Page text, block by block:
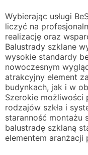
Wybierając usługi
liczyć na
realizację oraz
Balustrady szklane
wysokie standardy
nowoczesnym
atrakcyjny element
budynkach, jak i w
Szerokie możliwości
rodzajów szkła i
staranność montażu
balustradę szklaną
elementem aranżacji